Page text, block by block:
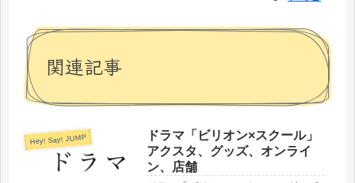
関連記事
Hey! Say! JUMP
ドラマ「ビリオン×スクール」
アクスタ、グッズ、オンライ
ン、店舗